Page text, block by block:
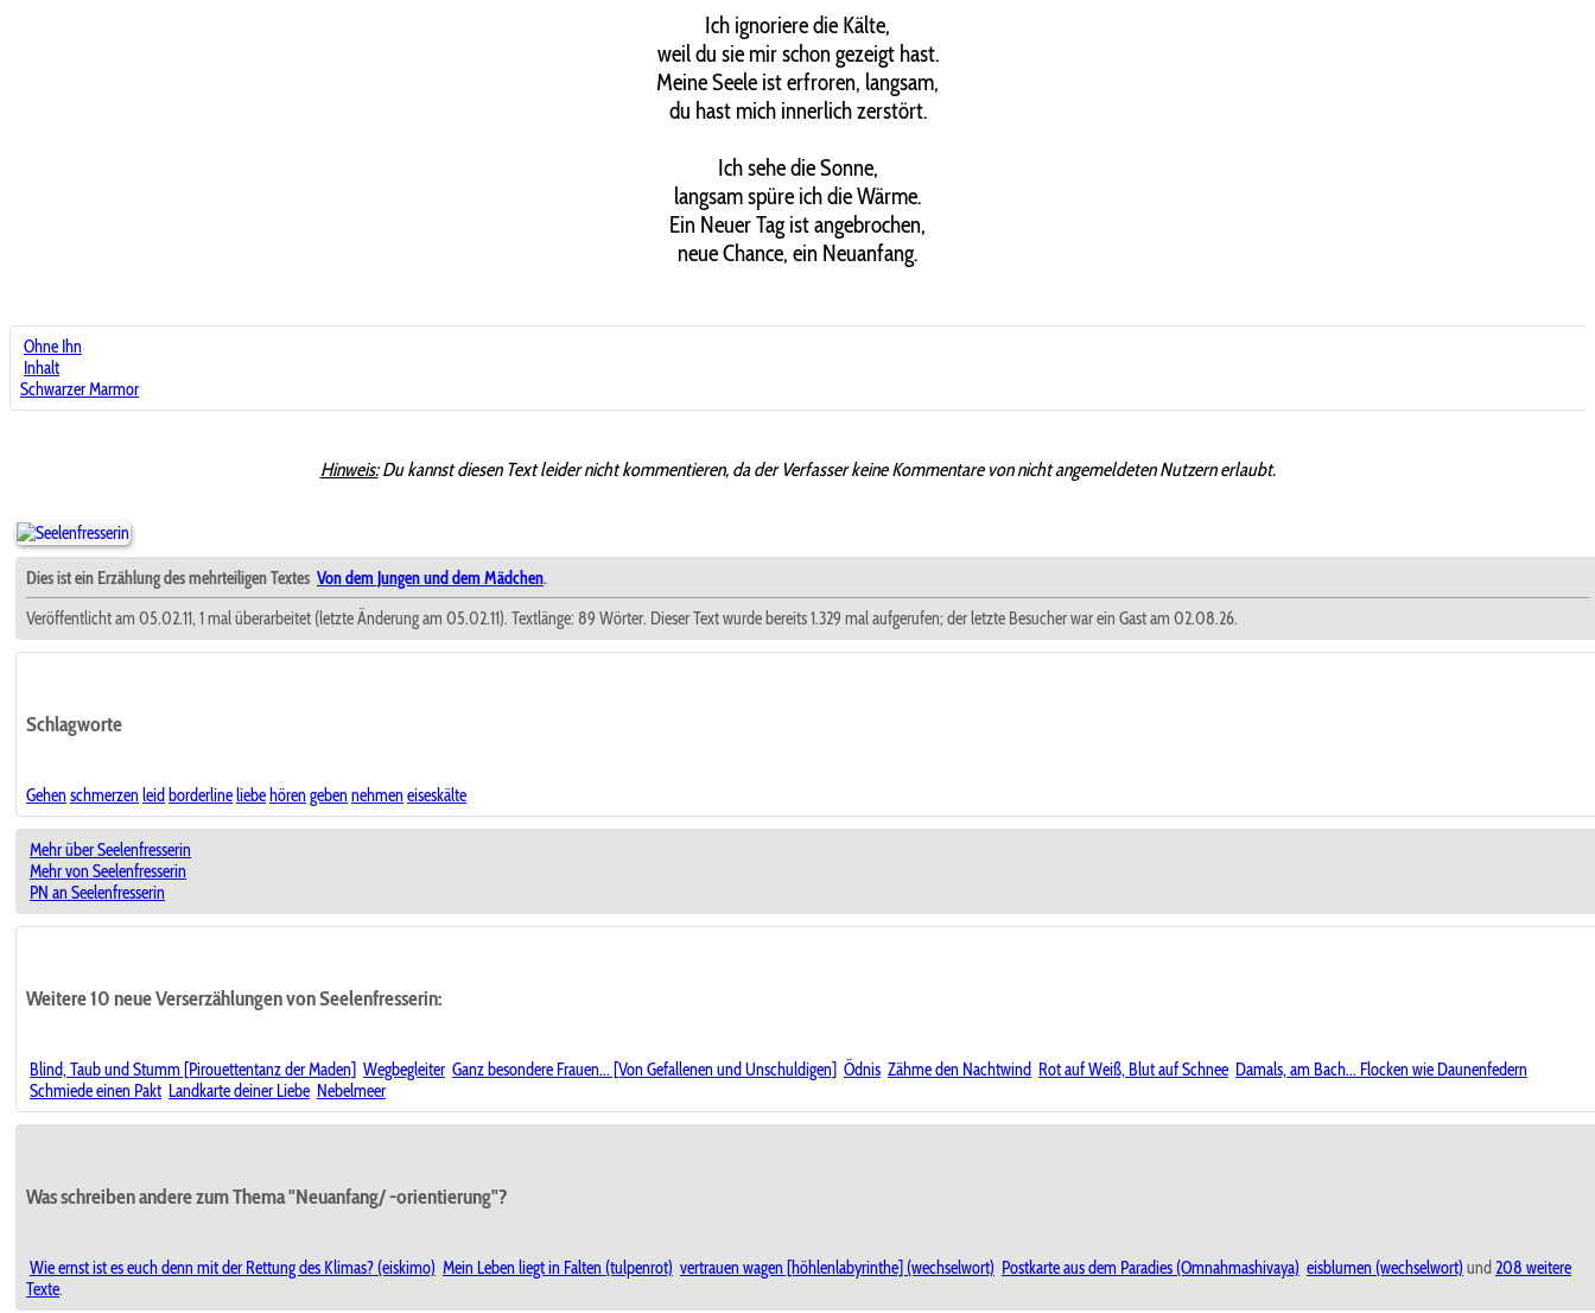
Ich ignoriere die Kälte,
weil du sie mir schon gezeigt hast.
Meine Seele ist erfroren, langsam,
du hast mich innerlich zerstört.
Ich sehe die Sonne,
langsam spüre ich die Wärme.
Ein Neuer Tag ist angebrochen,
neue Chance, ein Neuanfang.
Ohne Ihn
Inhalt
Schwarzer Marmor
Hinweis:Du kannst diesen Text leider nicht kommentieren, da der Verfasser keine Kommentare von nicht angemeldeten Nutzern erlaubt.
Dies ist ein Erzählung des mehrteiligen Textes Von dem Jungen und dem Mädchen.
Veröffentlicht am 05.02.11, 1 mal überarbeitet (letzte Änderung am 05.02.11). Textlänge: 89 Wörter. Dieser Text wurde bereits 1.329 mal aufgerufen; der letzte Besucher war ein Gast am 02.08.26.
Schlagworte
Gehen schmerzen leid borderlineliebe hören geben nehmen eiseskälte
Mehr über Seelenfresserin
Mehr von Seelenfresserin
PN an Seelenfresserin
Weitere 10 neue Verserzählungen von Seelenfresserin:
Blind, Taub und Stumm [Pirouettentanz der Maden] Wegbegleiter Ganz besondere Frauen... [Von Gefallenen und Unschuldigen] Ödnis Zähme den Nachtwind Rot auf Weiß, Blut auf Schnee Damals, am Bach... Flocken wie Daunenfedern
Schmiede einen Pakt Landkarte deiner Liebe Nebelmeer
Was schreiben andere zum Thema "Neuanfang/ -orientierung"?
Wie ernst ist es euch denn mit der Rettung des Klimas? (eiskimo) Mein Leben liegt in Falten (tulpenrot) vertrauen wagen [höhlenlabyrinthe] (wechselwort) Postkarte aus dem Paradies (Omnahmashivaya) eisblumen (wechselwort) und 208 weitere
Texte.